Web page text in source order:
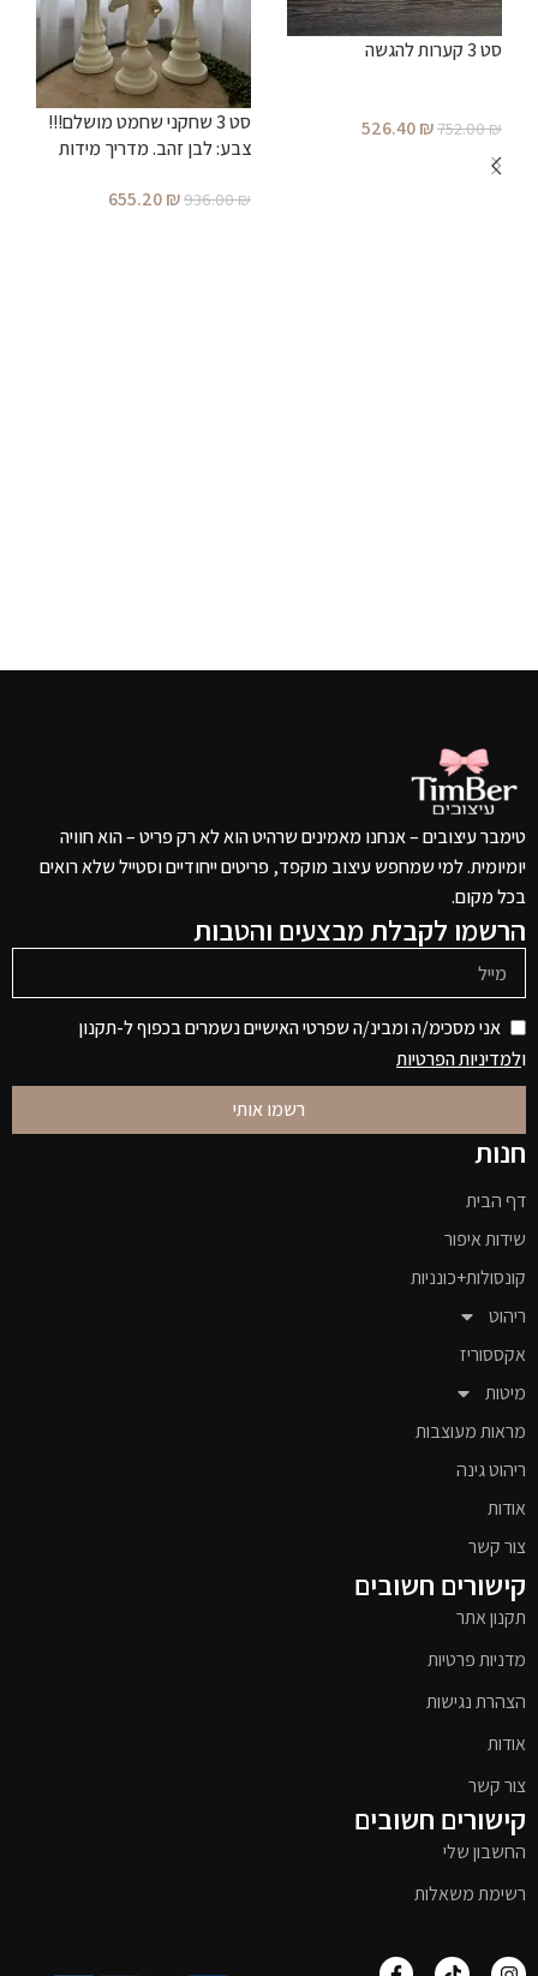
סט 3 קערות להגשה
752.00₪
526.40₪
סט 3 שחקני שחמט מושלם!!!
צבע: לבן זהב. מדריך מידות
936.00₪
655.20₪
טימבר עיצובים – אנחנו מאמינים שרהיט הוא לא רק פריט – הוא חוויה
יומיומית. למי שמחפש עיצוב מוקפד, פריטים ייחודיים וסטייל שלא רואים
בכל מקום.
הרשמו לקבלת מבצעים והטבות
אני מסכימ/ה ומבינ/ה שפרטי האישיים נשמרים בכפוף ל-תקנון
ולמדיניות הפרטיות
רשמו אותי
חנות
דף הבית
שידות איפור
קונסולות+כונניות
ריהוט
אקססוריז
מיטות
מראות מעוצבות
ריהוט גינה
אודות
צור קשר
קישורים חשובים
תקנון אתר
מדניות פרטיות
הצהרת נגישות
אודות
צור קשר
קישורים חשובים
החשבון שלי
רשימת משאלות